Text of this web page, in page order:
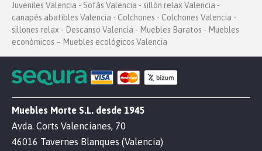
Juveniles Valencia - Sofás Valencia - sillón relax Valencia -
canapés abatibles Valencia - Colchones - Colchones Valencia -
sillones relax - Descanso Valencia - Muebles Baratos - Muebles
económicos – Muebles ecológicos Valencia
Muebles Morte S.L. desde 1945
Avda. Corts Valencianes, 70
46016 Tavernes Blanques (Valencia)